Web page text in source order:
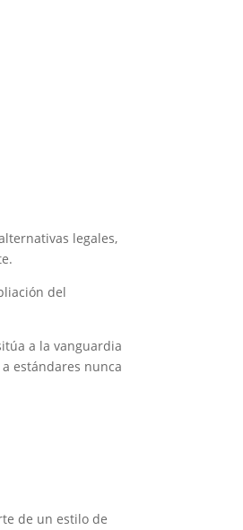
legales,
del
a la vanguardia
estándares nunca
de un estilo de